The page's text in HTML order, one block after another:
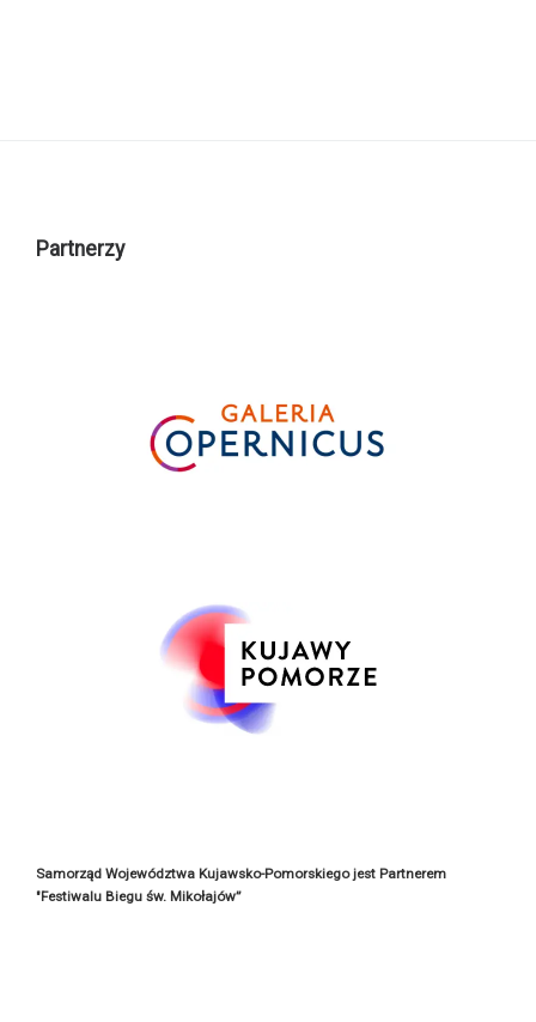
Partnerzy
Samorząd Województwa Kujawsko-Pomorskiego jest Partnerem
"Festiwalu Biegu św. Mikołajów”